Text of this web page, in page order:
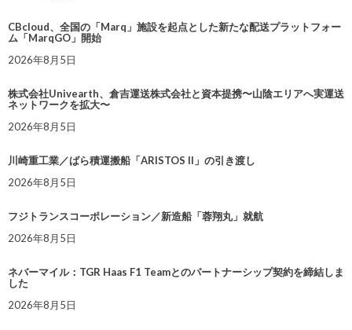
CBcloud、全国の「Marq」施設を起点とした新たな配送プラットフォー
ム「MarqGO」開始
2026年8月5日
株式会社Univearth、倉吉運送株式会社と資本提携〜山陰エリアへ実運送
ネットワークを拡大〜
2026年8月5日
川崎重工業／ばら積運搬船「ARISTOS II」の引き渡し
2026年8月5日
フジトランスコーポレーション／新造船「蓉翔丸」就航
2026年8月5日
ネバーマイル：TGR Haas F1 Teamとのパートナーシップ契約を締結しま
した
2026年8月5日